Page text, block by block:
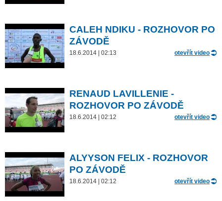
CALEH NDIKU - ROZHOVOR PO
ZÁVODĚ
18.6.2014 | 02:13 otevřít video
RENAUD LAVILLENIE -
ROZHOVOR PO ZÁVODĚ
18.6.2014 | 02:12 otevřít video
ALYYSON FELIX - ROZHOVOR
PO ZÁVODĚ
18.6.2014 | 02:12 otevřít video